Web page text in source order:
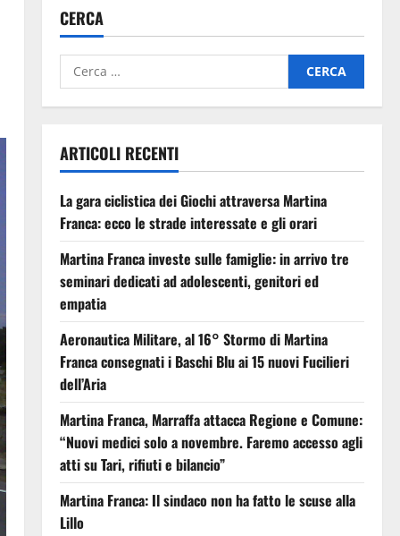
CERCA
ARTICOLI RECENTI
La gara ciclistica dei Giochi attraversa Martina
Franca: ecco le strade interessate e gli orari
Martina Franca investe sulle famiglie: in arrivo tre
seminari dedicati ad adolescenti, genitori ed
empatia
Aeronautica Militare, al 16° Stormo di Martina
Franca consegnati i Baschi Blu ai 15 nuovi Fucilieri
dell’Aria
Martina Franca, Marraffa attacca Regione e Comune:
“Nuovi medici solo a novembre. Faremo accesso agli
atti su Tari, rifiuti e bilancio”
Martina Franca: Il sindaco non ha fatto le scuse alla
Lillo